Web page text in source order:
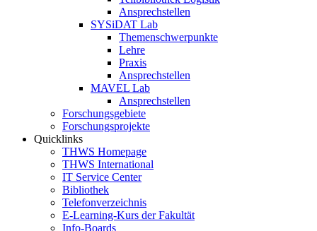
Ansprechstellen
SYSiDAT Lab
Themenschwerpunkte
Lehre
Praxis
Ansprechstellen
MAVEL Lab
Ansprechstellen
Forschungsgebiete
Forschungsprojekte
Quicklinks
THWS Homepage
THWS International
IT Service Center
Bibliothek
Telefonverzeichnis
E-Learning-Kurs der Fakultät
Info-Boards